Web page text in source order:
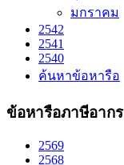
มกราคม
2542
2541
2540
ค้นหาข้อหารือ
ข้อหารือภาษีอากร
2569
2568